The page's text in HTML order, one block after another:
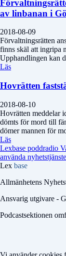
av linbanan i
2018-08-09
Förvaltningsrätten
finns skäl att ingripa
Upphandlingen kan
Läs
Hovrätten
2018-08-10
Hovrätten meddelar
dömts för mord till
dömer mannen för
Läs
Lexbase poddradio
använda
Lex base
Allmänhetens
Ansvarig utgivare -
Podcastsektionen